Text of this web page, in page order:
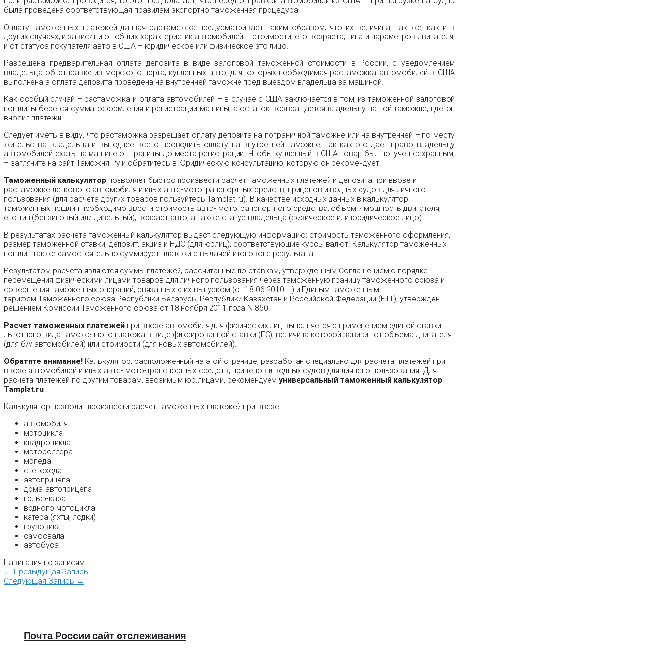
была проведена соответствующая правилам экспортно-таможенная процедура.
Оплату таможенных платежей данная растаможка предусматривает таким образом, что их величина, так же, как и в
других случаях, и зависит и от общих характеристик автомобилей – стоимости, его возраста, типа и параметров двигателя,
и от статуса покупателя авто в США – юридическое или физическое это лицо.
Разрешена предварительная оплата депозита в виде залоговой таможенной стоимости в России, с уведомлением
владельца об отправке из морского порта, купленных авто, для которых необходимая растаможка автомобилей в США
выполнена а оплата депозита проведена на внутренней таможне пред выездом владельца за машиной.
Как особый случай – растаможка и оплата автомобилей – в случае с США заключается в том, из таможенной залоговой
пошлины берется сумма оформления и регистрации машины, а остаток возвращается владельцу на той таможне, где он
вносил платежи.
Следует иметь в виду, что растаможка разрешает оплату депозита на пограничной таможне или на внутренней – по месту
жительства владельца и выгоднее всего проводить оплату на внутренней таможне, так как это дает право владельцу
автомобилей ехать на машине от границы до места регистрации. Чтобы купленный в США товар был получен сохранным,
– загляните на сайт Таможня.Ру и обратитесь в Юридическую консультацию, которую он рекомендует.
Таможенный калькулятор позволяет быстро произвести расчет таможенных платежей и депозита при ввозе и
растаможке легкового автомобиля и иных авто-мототранспортных средств, прицепов и водных судов для личного
пользования (для расчета других товаров пользуйтесь Tamplat.ru). В качестве исходных данных в калькулятор
таможенных пошлин необходимо ввести стоимость авто- мототранспортного средства, объем и мощность двигателя,
его тип (бензиновый или дизельный), возраст авто, а также статус владельца (физическое или юридическое лицо).
В результатах расчета таможенный калькулятор выдаст следующую информацию: стоимость таможенного оформления,
размер таможенной ставки, депозит, акциз и НДС (для юрлиц), соответствующие курсы валют. Калькулятор таможенных
пошлин также самостоятельно суммирует платежи с выдачей итогового результата.
Результатом расчета являются суммы платежей, рассчитанные по ставкам, утвержденным Соглашением о порядке
перемещения физическими лицами товаров для личного пользования через таможенную границу таможенного союза и
совершения таможенных операций, связанных с их выпуском (от 18.06.2010 г.) и Единым таможенным
тарифом Таможенного союза Республики Беларусь, Республики Казахстан и Российской Федерации (ЕТТ), утвержден
решением Комиссии Таможенного союза от 18 ноября 2011 года N 850.
Расчет таможенных платежей при ввозе автомобиля для физических лиц выполняется с применением единой ставки —
льготного вида таможенного платежа в виде фиксированной ставки (ЕС), величина которой зависит от объема двигателя
(для б/у автомобилей) или стоимости (для новых автомобилей).
Обратите внимание! Калькулятор, расположенный на этой странице, разработан специально для расчета платежей при
ввозе автомобилей и иных авто- мото-транспортных средств, прицепов и водных судов для личного пользования. Для
расчета платежей по другим товарам, ввозимым юр.лицами, рекомендуем универсальный таможенный калькулятор
Tamplat.ru
Калькулятор позволит произвести расчет таможенных платежей при ввозе:
автомобиля
мотоцикла
квадроцикла
мотороллера
мопеда
снегохода
автоприцепа
дома-автоприцепа
гольф-кара
водного мотоцикла
катера (яхты, лодки)
грузовика
самосвала
автобуса
Навигация по записям
← Предыдущая Запись
Следующая Запись →
Почта России сайт отслеживания